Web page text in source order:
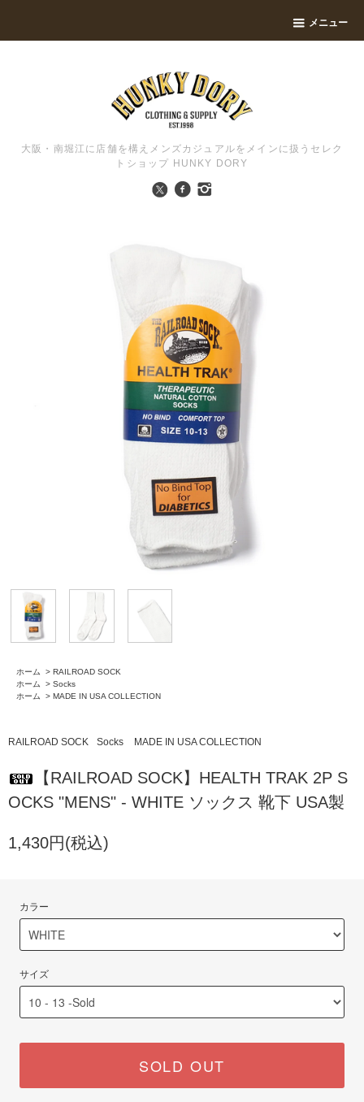
メニュー
大阪・南堀江に店舗を構えメンズカジュアルをメインに扱うセレク
トショップ HUNKY DORY
ホーム > RAILROAD SOCK
ホーム
> Socks
ホーム
> MADE IN USA COLLECTION
RAILROAD SOCK Socks MADE IN USA COLLECTION
【RAILROAD SOCK】HEALTH TRAK 2P S
OCKS "MENS" - WHITE ソックス 靴下 USA製
1,430円(税込)
カラー
サイズ
SOLD OUT